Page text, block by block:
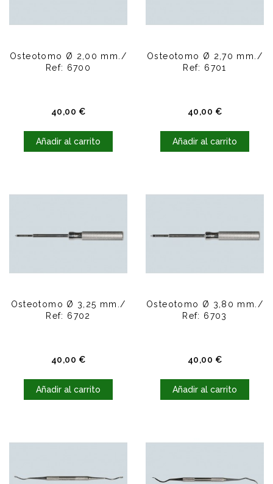
Osteotomo Ø 2,00 mm./
Ref: 6700
40,00 €Precio
Añadir al carrito
Osteotomo Ø 2,70 mm./
Ref: 6701
40,00 €Precio
Añadir al carrito
Osteotomo Ø 3,25 mm./
Ref: 6702
40,00 €Precio
Añadir al carrito
Osteotomo Ø 3,80 mm./
Ref: 6703
40,00 €Precio
Añadir al carrito